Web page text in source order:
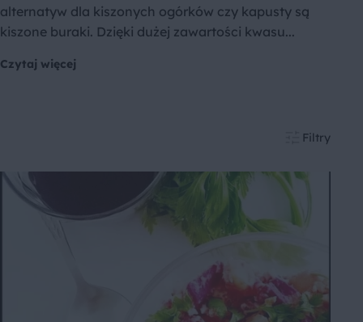
alternatyw dla kiszonych ogórków czy kapusty są
kiszone buraki. Dzięki dużej zawartości kwasu...
Czytaj więcej
Filtry